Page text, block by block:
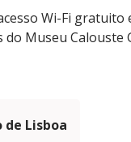
Wi-Fi gratuito
do Museu Calouste
Lisboa